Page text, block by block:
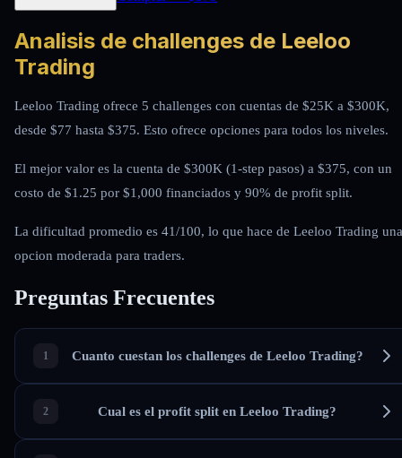
Analisis de challenges de Leeloo
Trading
Leeloo Trading ofrece 5 challenges con cuentas de $25K a $300K,
desde $77 hasta $375. Esto ofrece opciones para todos los niveles.
El mejor valor es la cuenta de $300K (1-step pasos) a $375, con un
costo de $1.25 por $1,000 financiados y 90% de profit split.
La dificultad promedio es 41/100, lo que hace de Leeloo Trading una
opcion moderada para traders.
Preguntas Frecuentes
Cuanto cuestan los challenges de Leeloo Trading?
Cual es el profit split en Leeloo Trading?